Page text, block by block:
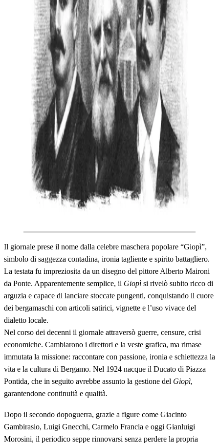
Il giornale prese il nome dalla celebre maschera popolare “Giopì”,
simbolo di saggezza contadina, ironia tagliente e spirito battagliero.
La testata fu impreziosita da un disegno del pittore Alberto Maironi
da Ponte. Apparentemente semplice, il Giopì si rivelò subito ricco di
arguzia e capace di lanciare stoccate pungenti, conquistando il cuore
dei bergamaschi con articoli satirici, vignette e l’uso vivace del
dialetto locale.
Nel corso dei decenni il giornale attraversò guerre, censure, crisi
economiche. Cambiarono i direttori e la veste grafica, ma rimase
immutata la missione: raccontare con passione, ironia e schiettezza la
vita e la cultura di Bergamo. Nel 1924 nacque il Ducato di Piazza
Pontida, che in seguito avrebbe assunto la gestione del Giopì,
garantendone continuità e qualità.
Dopo il secondo dopoguerra, grazie a figure come Giacinto
Gambirasio, Luigi Gnecchi, Carmelo Francia e oggi Gianluigi
Morosini, il periodico seppe rinnovarsi senza perdere la propria